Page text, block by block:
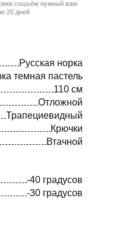
сошьём нужный вам
20 дней
Русская норка
темная пастель
110 см
Отложной
Трапециевидный
Крючки
Втачной
-40 градусов
-30 градусов